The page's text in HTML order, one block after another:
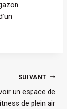
SUIVANT
un espace de
de plein air